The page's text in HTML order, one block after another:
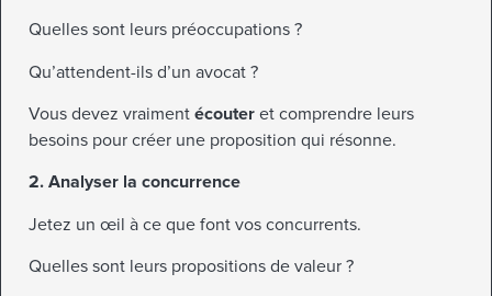
Quelles sont leurs préoccupations ?
Qu’attendent-ils d’un avocat ?
Vous devez vraiment écouter et comprendre leurs
besoins pour créer une proposition qui résonne.
2. Analyser la concurrence
Jetez un œil à ce que font vos concurrents.
Quelles sont leurs propositions de valeur ?